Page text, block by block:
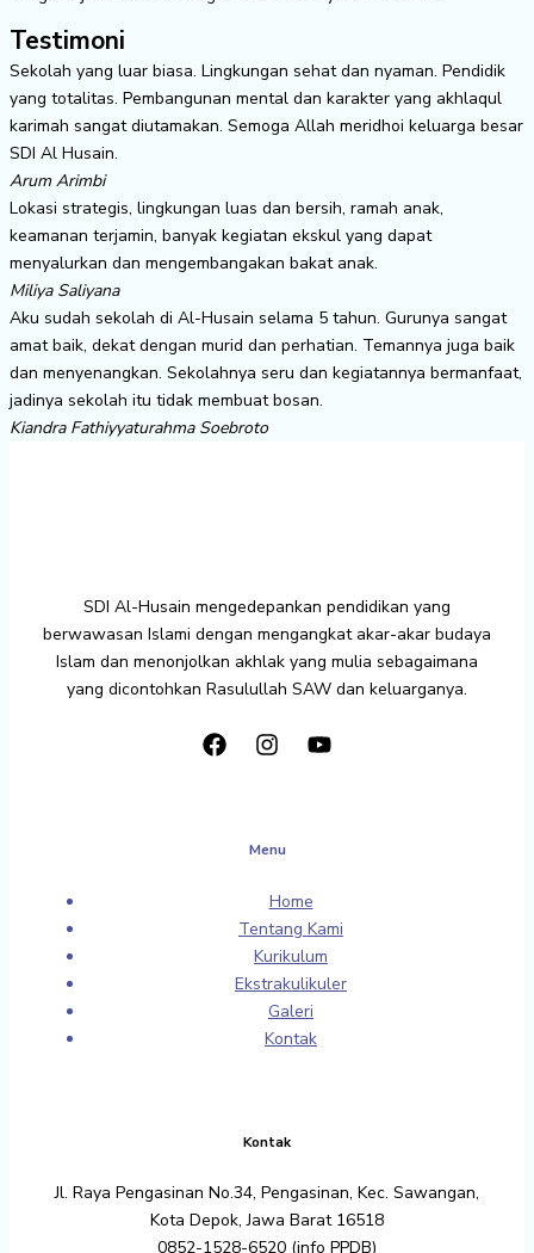
Testimoni
Sekolah yang luar biasa. Lingkungan sehat dan nyaman. Pendidik
yang totalitas. Pembangunan mental dan karakter yang akhlaqul
karimah sangat diutamakan. Semoga Allah meridhoi keluarga besar
SDI Al Husain.
Arum Arimbi
Lokasi strategis, lingkungan luas dan bersih, ramah anak,
keamanan terjamin, banyak kegiatan ekskul yang dapat
menyalurkan dan mengembangakan bakat anak.
Miliya Saliyana
Aku sudah sekolah di Al-Husain selama 5 tahun. Gurunya sangat
amat baik, dekat dengan murid dan perhatian. Temannya juga baik
dan menyenangkan. Sekolahnya seru dan kegiatannya bermanfaat,
jadinya sekolah itu tidak membuat bosan.
Kiandra Fathiyyaturahma Soebroto
SDI Al-Husain mengedepankan pendidikan yang
berwawasan Islami dengan mengangkat akar-akar budaya
Islam dan menonjolkan akhlak yang mulia sebagaimana
yang dicontohkan Rasulullah SAW dan keluarganya.
Menu
Home
Tentang Kami
Kurikulum
Ekstrakulikuler
Galeri
Kontak
Kontak
Jl. Raya Pengasinan No.34, Pengasinan, Kec. Sawangan,
Kota Depok, Jawa Barat 16518
0852-1528-6520 (info PPDB)